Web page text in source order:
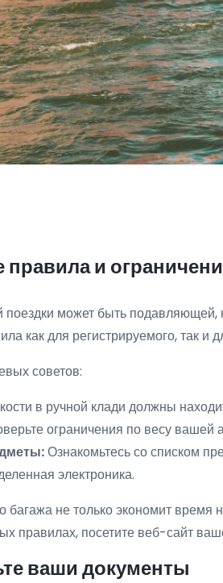
правила и
может быть
как для регистрируемого, так и
советов:
в ручной клади должны
ограничения по весу вашей
Ознакомьтесь со списком
электроника.
багажа не только экономит время
правилах, посетите веб-сайт
ваши документы